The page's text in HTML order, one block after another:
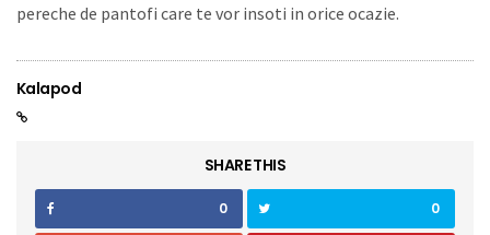
pereche de pantofi care te vor insoti in orice ocazie.
Kalapod
SHARE THIS
0 0